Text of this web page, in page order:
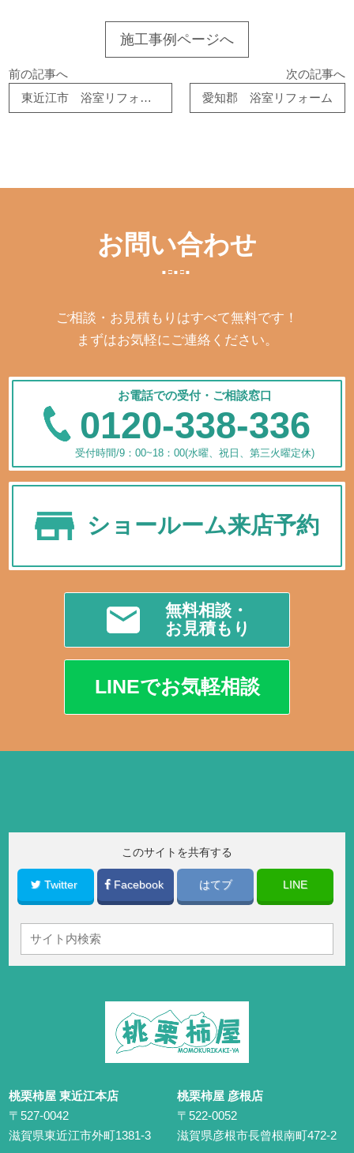
施工事例ページへ
前の記事へ
東近江市 浴室リフォーム
次の記事へ
愛知郡 浴室リフォーム
お問い合わせ
ご相談・お見積もりはすべて無料です！
まずはお気軽にご連絡ください。
お電話での受付・ご相談窓口
0120-338-336
受付時間/9：00~18：00(水曜、祝日、第三火曜定休)
ショールーム来店予約
無料相談・
お見積もり
LINEでお気軽相談
このサイトを共有する
Twitter Facebook はてブ LINE
桃栗柿屋 東近江本店
〒527-0042
滋賀県東近江市外町1381-3
桃栗柿屋 彦根店
〒522-0052
滋賀県彦根市長曾根南町472-2